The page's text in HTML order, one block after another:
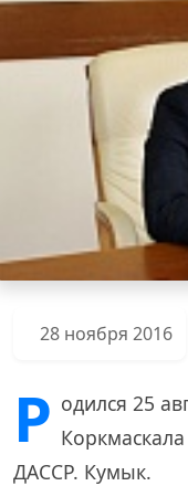
28 ноября 2016
Р одился 25
ДАССР. Кумык.